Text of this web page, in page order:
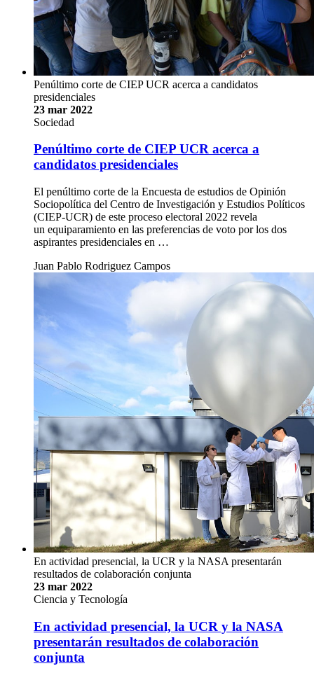
Penúltimo corte de CIEP UCR acerca a candidatos
presidenciales
23 mar 2022
Sociedad
Penúltimo corte de CIEP UCR acerca a
candidatos presidenciales
El penúltimo corte de la Encuesta de estudios de Opinión
Sociopolítica del Centro de Investigación y Estudios Políticos
(CIEP-UCR) de este proceso electoral 2022 revela
un equiparamiento en las preferencias de voto por los dos
aspirantes presidenciales en …
Juan Pablo Rodriguez Campos
En actividad presencial, la UCR y la NASA presentarán
resultados de colaboración conjunta
23 mar 2022
Ciencia y Tecnología
En actividad presencial, la UCR y la NASA
presentarán resultados de colaboración
conjunta